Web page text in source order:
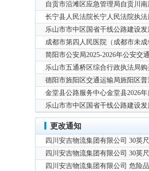
自贡市沿滩区应急管理局自贡川
告
长宁县人民法院长宁人民法院执
乐山市市中区国省干线公路建设
项目结果更正公告（第一次）
成都市第四人民医院（成都市未
简阳市公安局2025-2026年公安交
乐山市五通桥区综合行政执法局
德阳市旌阳区交通运输局旌阳区
金堂县公路服务中心金堂县2026
告
乐山市市中区国省干线公路建设
项目结果更正公告（第一次）
更改通知
四川安吉物流集团有限公司 30英
四川安吉物流集团有限公司 30英
四川安吉物流集团有限公司 危险